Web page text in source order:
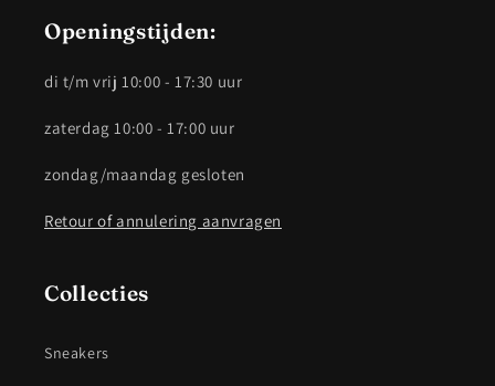
Openingstijden:
di t/m vrij 10:00 - 17:30 uur
zaterdag 10:00 - 17:00 uur
zondag/maandag gesloten
Retour of annulering aanvragen
Collecties
Sneakers